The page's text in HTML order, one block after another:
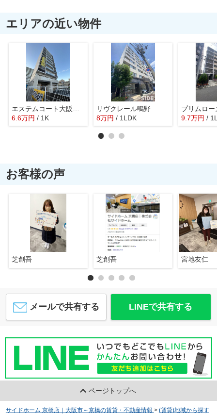
エリアの近い物件
6.6万円 / 1K
リヴクレール鴫野
8万円 / 1LDK 9.7万円 /
お客様の声
芝創吾 芝創吾 宮地友仁
メールで共有する LINEで共有する
ページトップへ
サイドホーム 京橋店｜大阪市～京橋の賃貸・不動産情報 > (賃貸)地域から探す